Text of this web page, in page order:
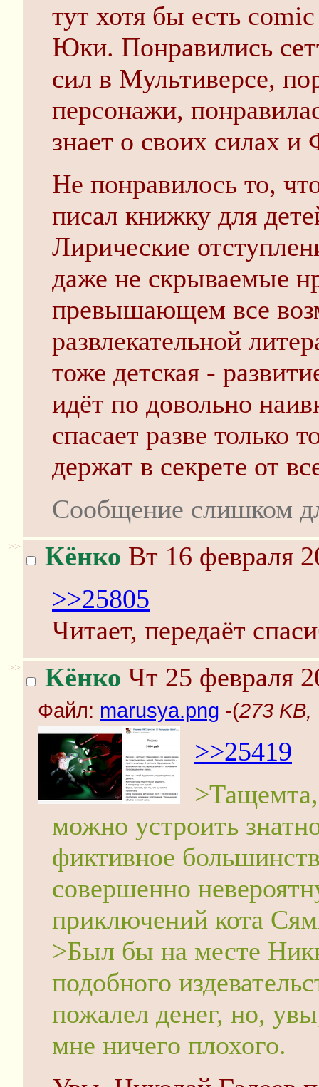
тут хотя бы есть
Юки. Понравились
сил в Мультиверсе,
персонажи,
знает о своих силах
Не понравилось то,
писал книжку для
Лирические
даже не скрываемые
превышающем все
развлекательной
тоже детская -
идёт по довольно
спасает разве только
держат в секрете от
Сообщение слишком
>> Кёнко Вт 16 февраля
>>25805
Читает, передаёт
>> Кёнко Чт 25 февраля
Файл: marusya.png -(273 KB,
>>25419
>Тащемта,
можно устроить
фиктивное
совершенно
приключений кота
>Был бы на месте
подобного
пожалел денег, но,
мне ничего плохого.